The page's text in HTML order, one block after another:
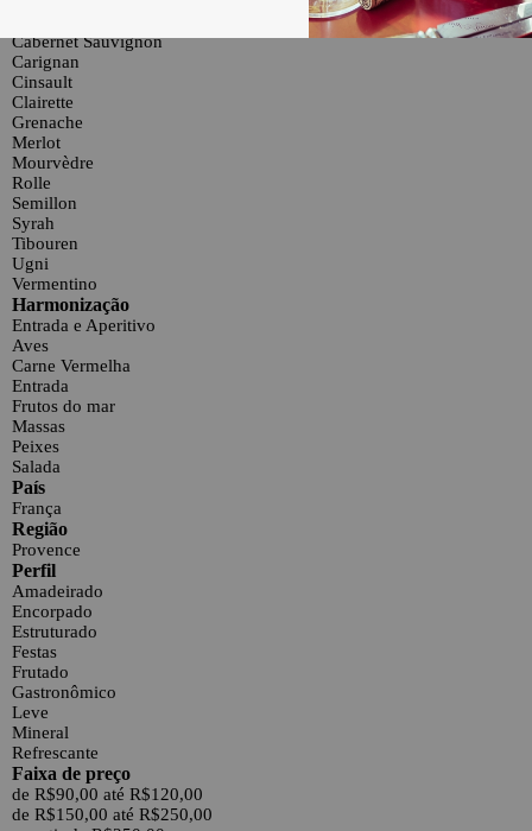
Cabernet Sauvignon
Carignan
Cinsault
Clairette
Grenache
Merlot
Mourvèdre
Rolle
Semillon
Syrah
Tibouren
Ugni
Vermentino
Harmonização
Entrada e Aperitivo
Aves
Carne Vermelha
Entrada
Frutos do mar
Massas
Peixes
Salada
País
França
Região
Provence
Perfil
Amadeirado
Encorpado
Estruturado
Festas
Frutado
Gastronômico
Leve
Mineral
Refrescante
Faixa de preço
de R$90,00 até R$120,00
de R$150,00 até R$250,00